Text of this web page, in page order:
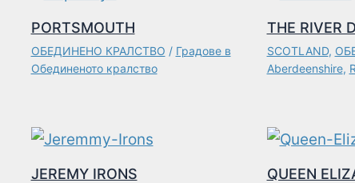
PORTSMOUTH
ОБЕДИНЕНО КРАЛСТВО / Градове в
Обединеното кралство
THE RIVER
SCOTLAND,
Aberdeenshire,
JEREMY IRONS QUEEN